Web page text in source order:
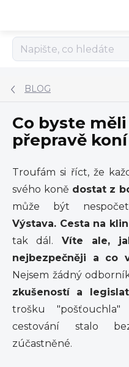
BLOG
Co byste
přepravě koní
Troufám si říct, že
svého koně dostat z
může být
Výstava. Cesta na
tak dál. Víte ale,
nejbezpečněji a co
Nejsem žádný
zkušeností
a
trošku
cestování stalo
zúčastněné.